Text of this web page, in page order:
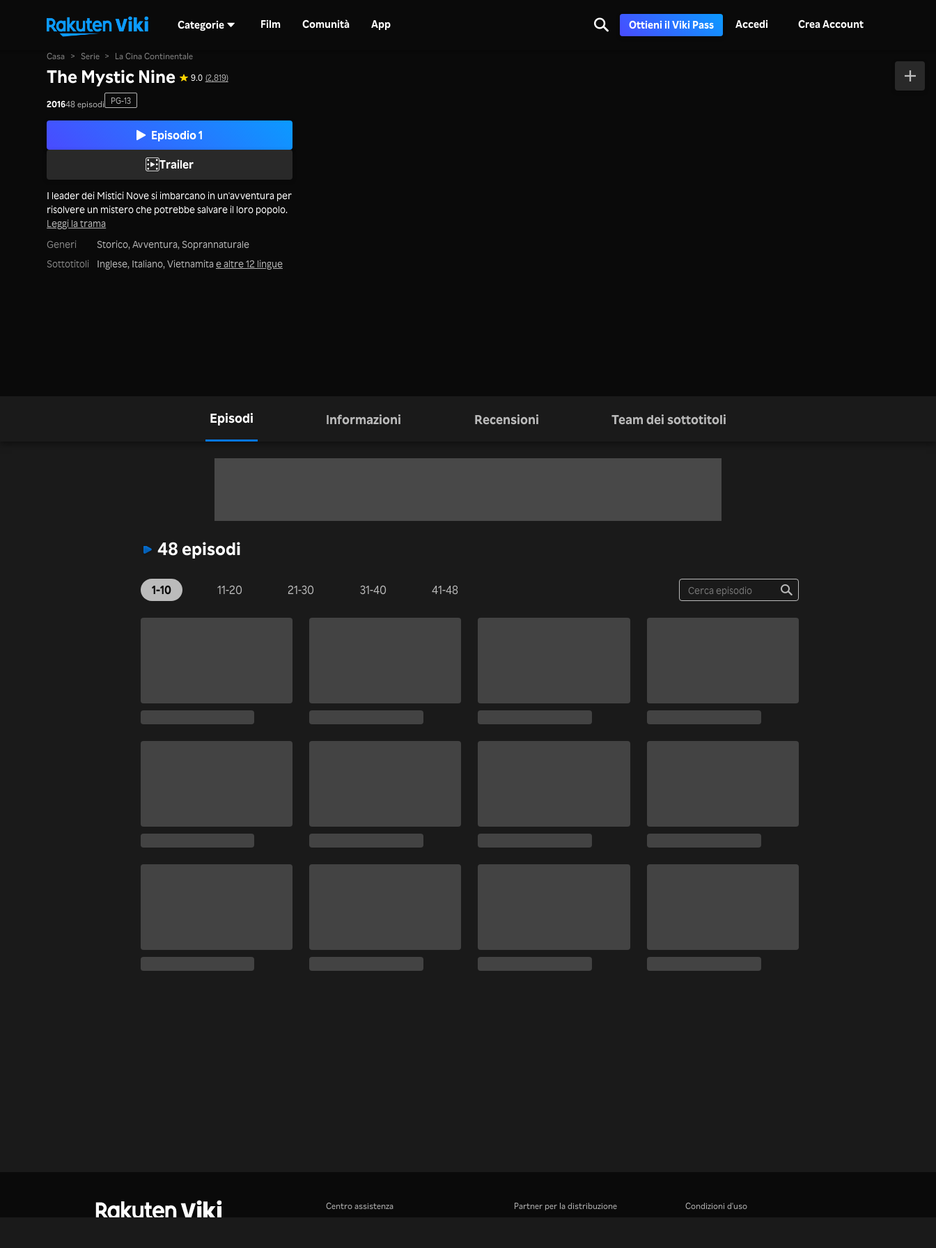
Categorie Film Comunità App Ottieni il Viki Pass Accedi Crea Account
Casa > Serie > La Cina Continentale
The Mystic Nine 9.0 (2,819)
201648 episodi PG-13
Episodio 1
Trailer
I leader dei Mistici Nove si imbarcano in un'avventura per
risolvere un mistero che potrebbe salvare il loro popolo.
Leggi la trama
Generi
Storico, Avventura, Soprannaturale
Sottotitoli
Inglese, Italiano, Vietnamitae altre 12 lingue
Episodi Informazioni Recensioni Team dei sottotitoli
48 episodi
1-10 11-20 21-30 31-40 41-48
Centro assistenza
Partner per la distribuzione
Condizioni d'uso